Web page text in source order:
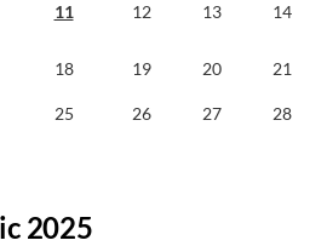
11 12 13 14
18 19 20 21
25 26 27 28
2025